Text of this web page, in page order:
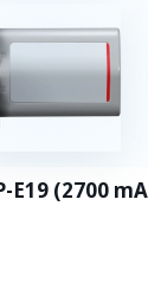
E19 (2700